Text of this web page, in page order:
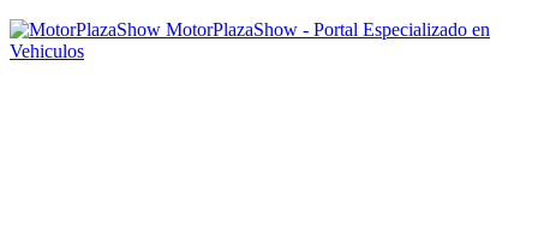
MotorPlazaShow - Portal Especializado en
Vehiculos